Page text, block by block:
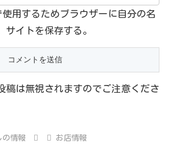
用するためブラウザーに自分の名
サイトを保存する。
稿は無視されますのでご注意くださ
の情報 お店情報